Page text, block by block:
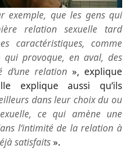
exemple, que les gens qui
relation sexuelle tard
caractéristiques, comme
provoque, en aval, des
relation », explique
explique aussi qu’ils
dans leur choix du ou
ce qui amène une
l’intimité de la relation à
satisfaits ».